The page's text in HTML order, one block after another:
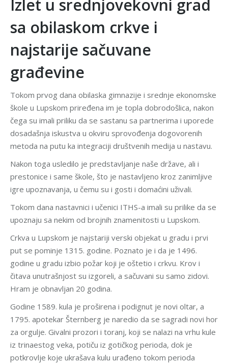
Izlet u srednjovekovni grad
sa obilaskom crkve i
najstarije sačuvane
građevine
Tokom prvog dana obilaska gimnazije i srednje ekonomske
škole u Lupskom priređena im je topla dobrodošlica, nakon
čega su imali priliku da se sastanu sa partnerima i uporede
dosadašnja iskustva u okviru sprovođenja dogovorenih
metoda na putu ka integraciji društvenih medija u nastavu.
Nakon toga usledilo je predstavljanje naše države, ali i
prestonice i same škole, što je nastavljeno kroz zanimljive
igre upoznavanja, u čemu su i gosti i domaćini uživali.
Tokom dana nastavnici i učenici ITHS-a imali su prilike da se
upoznaju sa nekim od brojnih znamenitosti u Lupskom.
Crkva u Lupskom je najstariji verski objekat u gradu i prvi
put se pominje 1315. godine. Poznato je i da je 1496.
godine u gradu izbio požar koji je oštetio i crkvu. Krov i
čitava unutrašnjost su izgoreli, a sačuvani su samo zidovi.
Hram je obnavljan 20 godina.
Godine 1589. kula je proširena i podignut je novi oltar, a
1795. apotekar Šternberg je naredio da se sagradi novi hor
za orgulje. Givalni prozori i toranj, koji se nalazi na vrhu kule
iz trinaestog veka, potiču iz gotičkog perioda, dok je
potkrovlje koje ukrašava kulu urađeno tokom perioda